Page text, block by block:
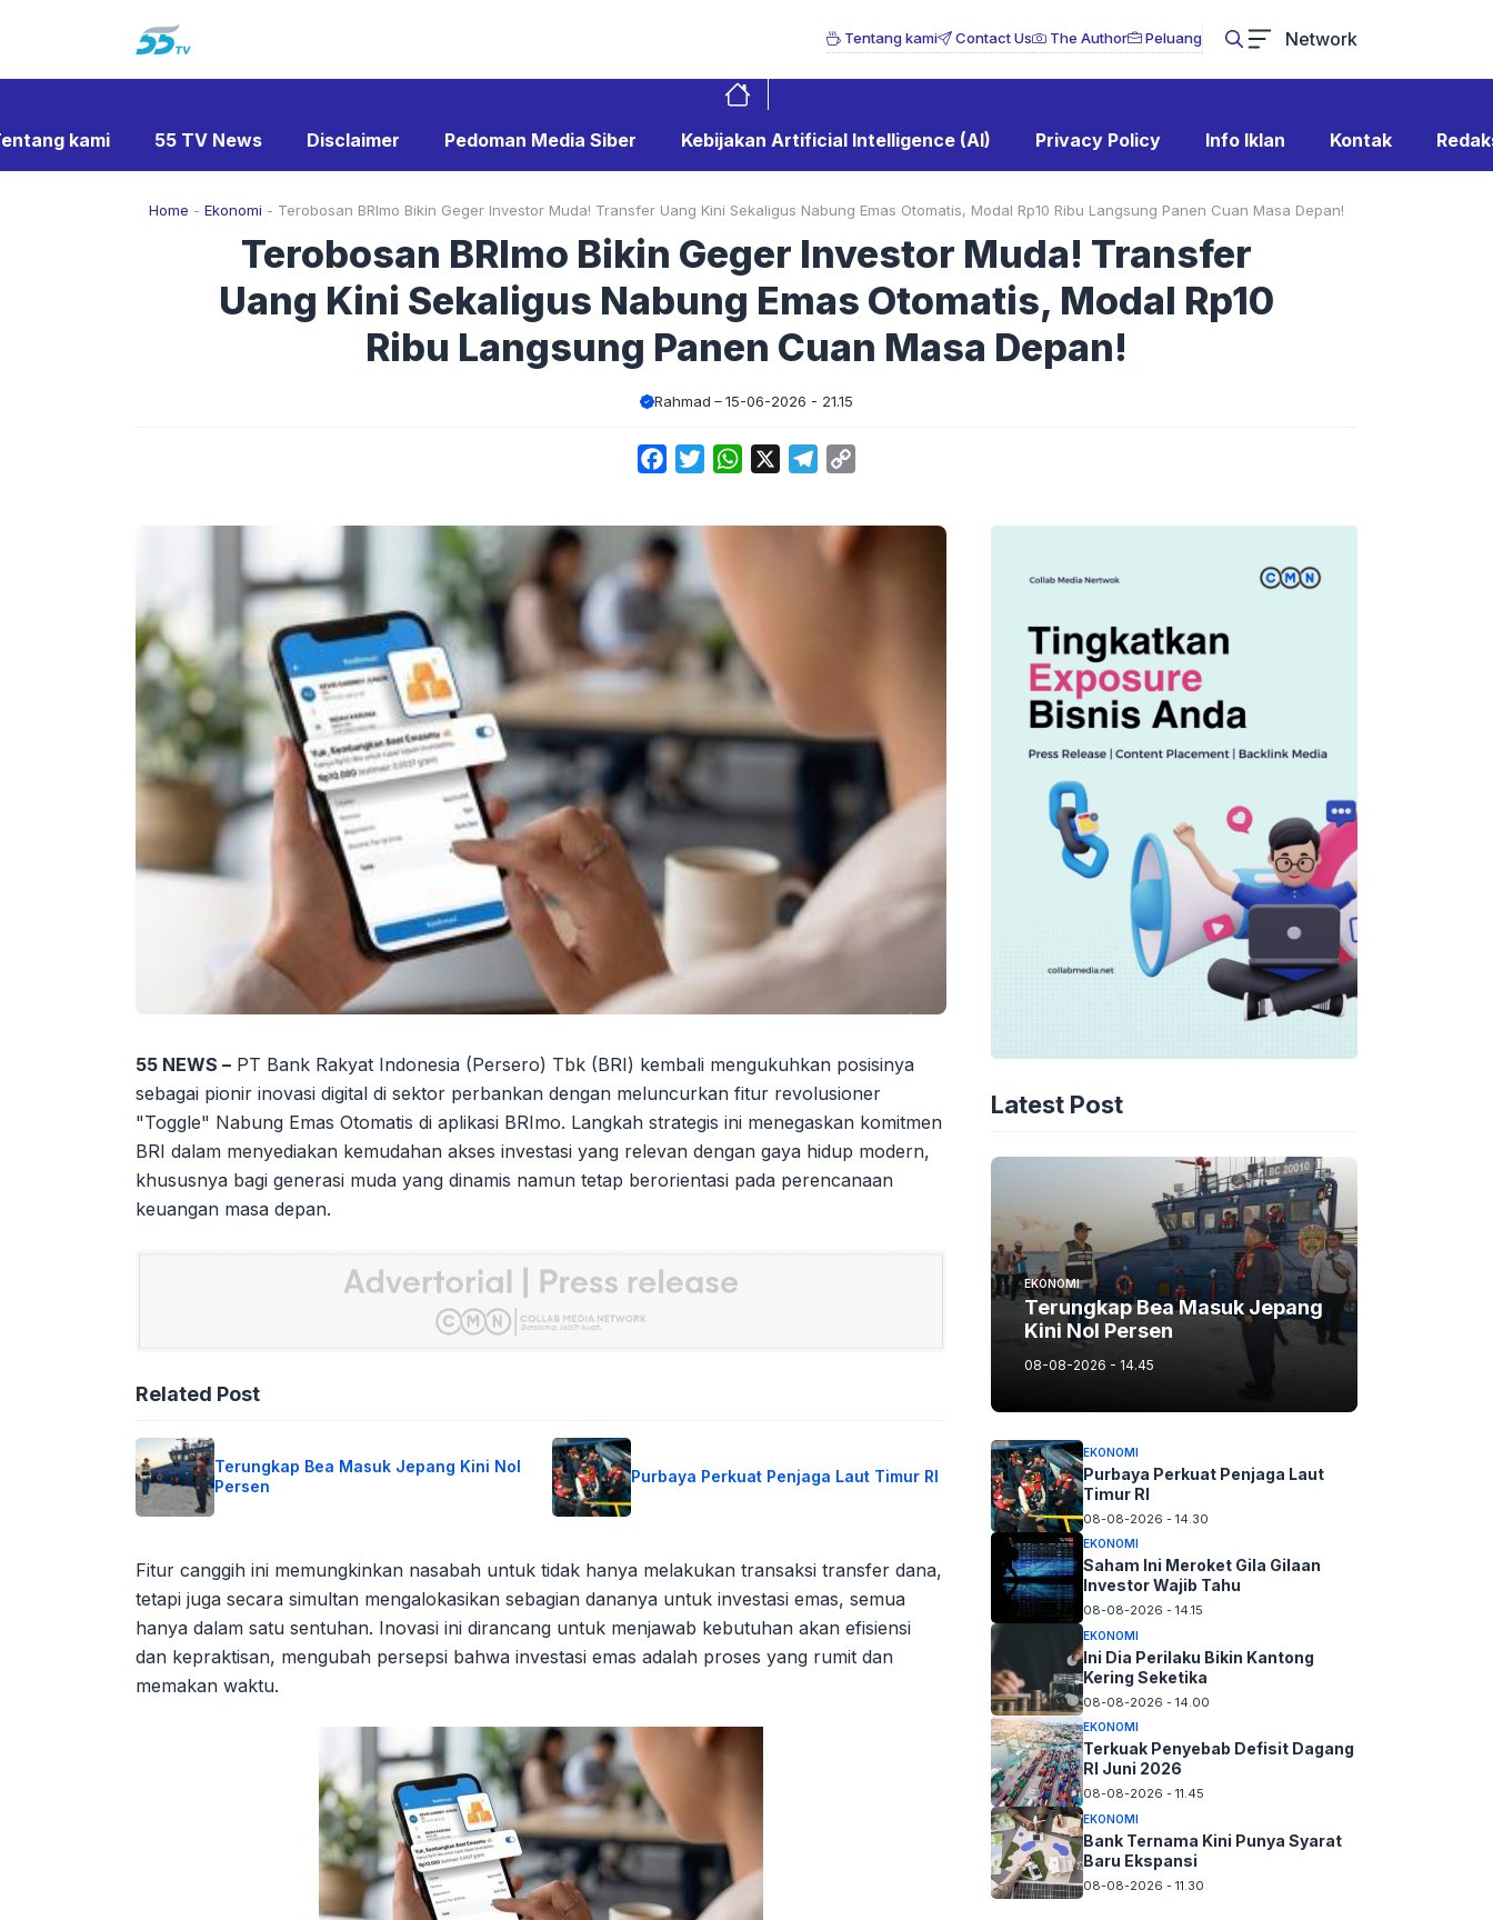
Tentang kami Contact Us The Author Peluang Network
kami 55 TV News Disclaimer Pedoman Media Siber Kebijakan Artificial Intelligence (AI) Privacy Policy Info Iklan Kontak
Home - Ekonomi - Terobosan BRImo Bikin Geger Investor Muda! Transfer Uang Kini Sekaligus Nabung Emas Otomatis, Modal Rp10 Ribu Langsung Panen Cuan Masa Depan!
Terobosan BRImo Bikin Geger Investor Muda! Transfer
Uang Kini Sekaligus Nabung Emas Otomatis, Modal Rp10
Ribu Langsung Panen Cuan Masa Depan!
Rahmad 15-06-2026 - 21.15
FacebookTwitterWhatsApp Telegram
55 NEWS – PT Bank Rakyat Indonesia (Persero) Tbk (BRI) kembali mengukuhkan posisinya
sebagai pionir inovasi digital di sektor perbankan dengan meluncurkan fitur revolusioner
"Toggle" Nabung Emas Otomatis di aplikasi BRImo. Langkah strategis ini menegaskan komitmen
BRI dalam menyediakan kemudahan akses investasi yang relevan dengan gaya hidup modern,
khususnya bagi generasi muda yang dinamis namun tetap berorientasi pada perencanaan
keuangan masa depan.
Related Post
Terungkap Bea Masuk Jepang Kini Nol
Persen
Purbaya Perkuat Penjaga Laut Timur RI
Fitur canggih ini memungkinkan nasabah untuk tidak hanya melakukan transaksi transfer dana,
tetapi juga secara simultan mengalokasikan sebagian dananya untuk investasi emas, semua
hanya dalam satu sentuhan. Inovasi ini dirancang untuk menjawab kebutuhan akan efisiensi
dan kepraktisan, mengubah persepsi bahwa investasi emas adalah proses yang rumit dan
memakan waktu.
Latest Post
EKONOMI
Terungkap Bea Masuk Jepang
Kini Nol Persen
08-08-2026 - 14.45
EKONOMI
Purbaya Perkuat Penjaga Laut
Timur RI
08-08-2026 - 14.30
EKONOMI
Saham Ini Meroket Gila Gilaan
Investor Wajib Tahu
08-08-2026 - 14.15
EKONOMI
Ini Dia Perilaku Bikin Kantong
Kering Seketika
08-08-2026 - 14.00
EKONOMI
Terkuak Penyebab Defisit Dagang
RI Juni 2026
08-08-2026 - 11.45
EKONOMI
Bank Ternama Kini Punya Syarat
Baru Ekspansi
08-08-2026 - 11.30